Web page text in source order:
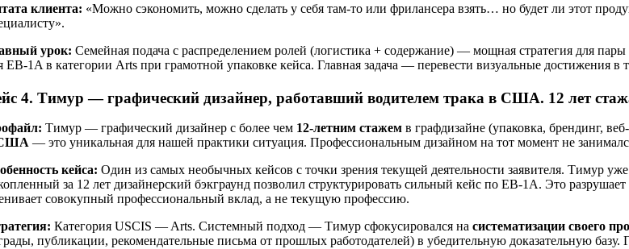
клиента: «Можно сэкономить, можно сделать у себя там-то или фрилансера взять… но будет ли этот
урок: Семейная подача с распределением ролей (логистика + содержание) — мощная стратегия для
EB-1A в категории Arts при грамотной упаковке кейса. Главная задача — перевести визуальные достижения
4. Тимур — графический дизайнер, работавший водителем трака в США. 12 лет
Тимур — графический дизайнер с более чем 12-летним стажем в графдизайне (упаковка, брендинг,
— это уникальная для нашей практики ситуация. Профессиональным дизайном на тот момент не
кейса: Один из самых необычных кейсов с точки зрения текущей деятельности заявителя. Тимур
за 12 лет дизайнерский бэкграунд позволил структурировать сильный кейс по EB-1A. Это
совокупный профессиональный вклад, а не текущую профессию.
Категория USCIS — Arts. Системный подход — Тимур сфокусировался насистематизации своего
публикации, рекомендательные письма от прошлых работодателей) в убедительную доказательную